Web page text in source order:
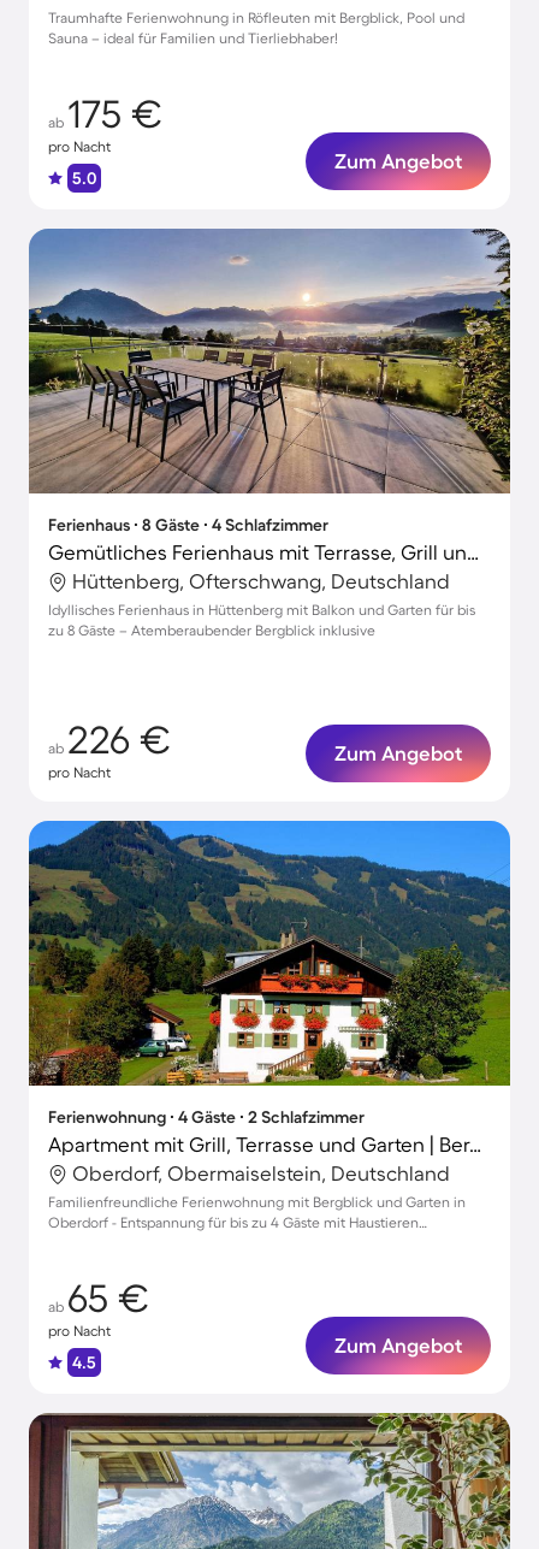
Traumhafte Ferienwohnung in Röfleuten mit Bergblick, Pool und
Sauna – ideal für Familien und Tierliebhaber!
ab 175 €
pro Nacht
5.0
Zum Angebot
Ferienhaus ∙ 8 Gäste ∙ 4 Schlafzimmer
Gemütliches Ferienhaus mit Terrasse, Grill und Garten | Bergblick
Hüttenberg, Ofterschwang, Deutschland
Idyllisches Ferienhaus in Hüttenberg mit Balkon und Garten für bis
zu 8 Gäste – Atemberaubender Bergblick inklusive
ab 226 €
pro Nacht
Zum Angebot
Ferienwohnung ∙ 4 Gäste ∙ 2 Schlafzimmer
Apartment mit Grill, Terrasse und Garten | Bergblick
Oberdorf, Obermaiselstein, Deutschland
Familienfreundliche Ferienwohnung mit Bergblick und Garten in
Oberdorf - Entspannung für bis zu 4 Gäste mit Haustieren
ab 65 €
pro Nacht
4.5
Zum Angebot